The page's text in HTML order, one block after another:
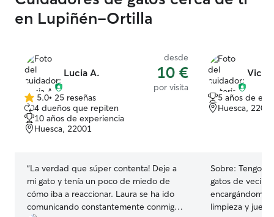
en Lupiñén-Ortilla
Lucia A.
desde
10 €
por visita
5.0
de
5
estrellas
5.0• 25 reseñas
4 dueños que repiten
10 años de experiencia
Huesca, 22001
“La verdad que súper contenta! Deje a
mi gato y tenía un poco de miedo de
cómo iba a reaccionar. Laura se ha ido
comunicando constantemente conmigo
5 años de
Huesca,
Sobre: Tengo
gatos de
encargándome
limpieza y